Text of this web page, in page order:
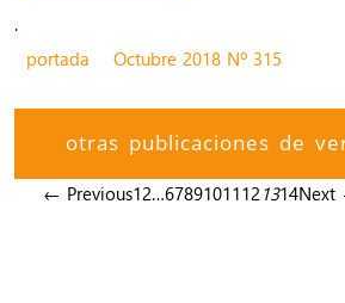
.
portada
Octubre 2018 Nº 315
otras publicaciones de
← Previous12…67891011121314